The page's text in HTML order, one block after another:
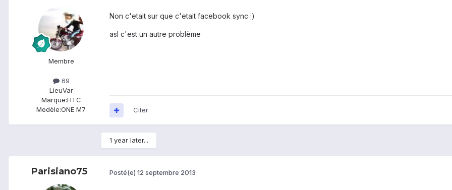
Membre
69
LieuVar
Marque:HTC
Modèle:ONE M7
Non c'etait sur que c'etait facebook sync :)
asl c'est un autre problème
Citer
1 year later...
Parisiano75 Posté(e) 12 septembre 2013